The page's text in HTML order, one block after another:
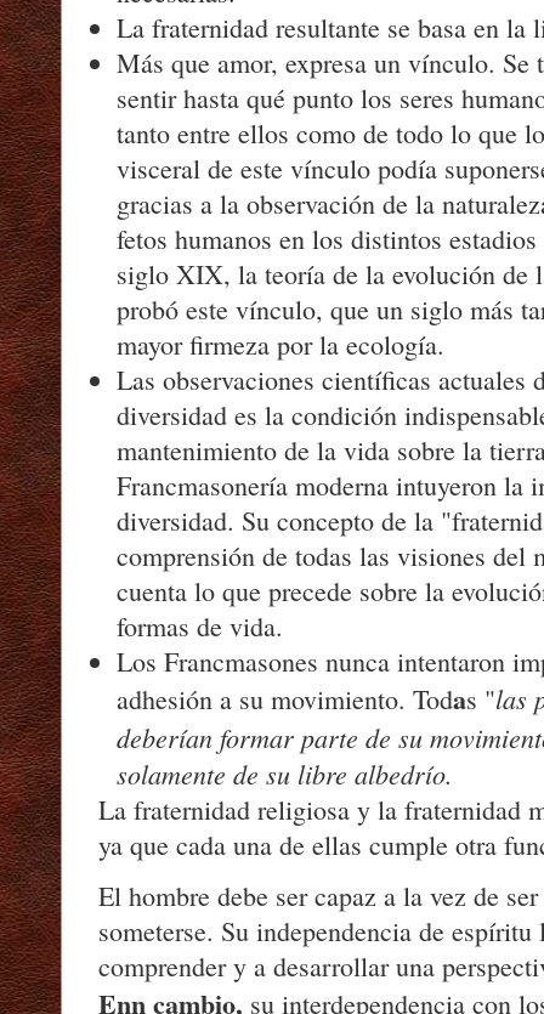
La fraternidad resultante se basa en la
Más que amor, expresa un vínculo. Se
sentir hasta qué punto los seres
tanto entre ellos como de todo lo que
visceral de este vínculo podía
gracias a la observación de la
fetos humanos en los distintos
siglo XIX, la teoría de la evolución de
probó este vínculo, que un siglo más
mayor firmeza por la ecología.
Las observaciones científicas actuales
diversidad es la condición
mantenimiento de la vida sobre la
Francmasonería moderna intuyeron la
diversidad. Su concepto de la
comprensión de todas las visiones del
cuenta lo que precede sobre la
formas de vida.
Los Francmasones nunca intentaron
adhesión a su movimiento. Todas "las
deberían formar parte de su
solamente de su libre albedrío.
La fraternidad religiosa y la fraternidad
ya que cada una de ellas cumple otra
El hombre debe ser capaz a la vez de
someterse. Su independencia de espíritu
comprender y a desarrollar una
Enn cambio, su interdependencia con